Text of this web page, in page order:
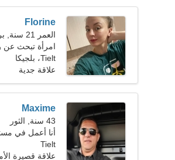
Florine
العمر 21 سنة, برج العقرب
امرأة تبحث
Tielt، بلجيكا
علاقة جدية
Maxime
43 سنة, الثور
أنا أعمل في
Tielt
علاقة قصيرة